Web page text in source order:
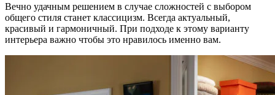
Вечно удачным решением в случае сложностей с выбором
общего стиля станет классицизм. Всегда актуальный,
красивый и гармоничный. При подходе к этому варианту
интерьера важно чтобы это нравилось именно вам.